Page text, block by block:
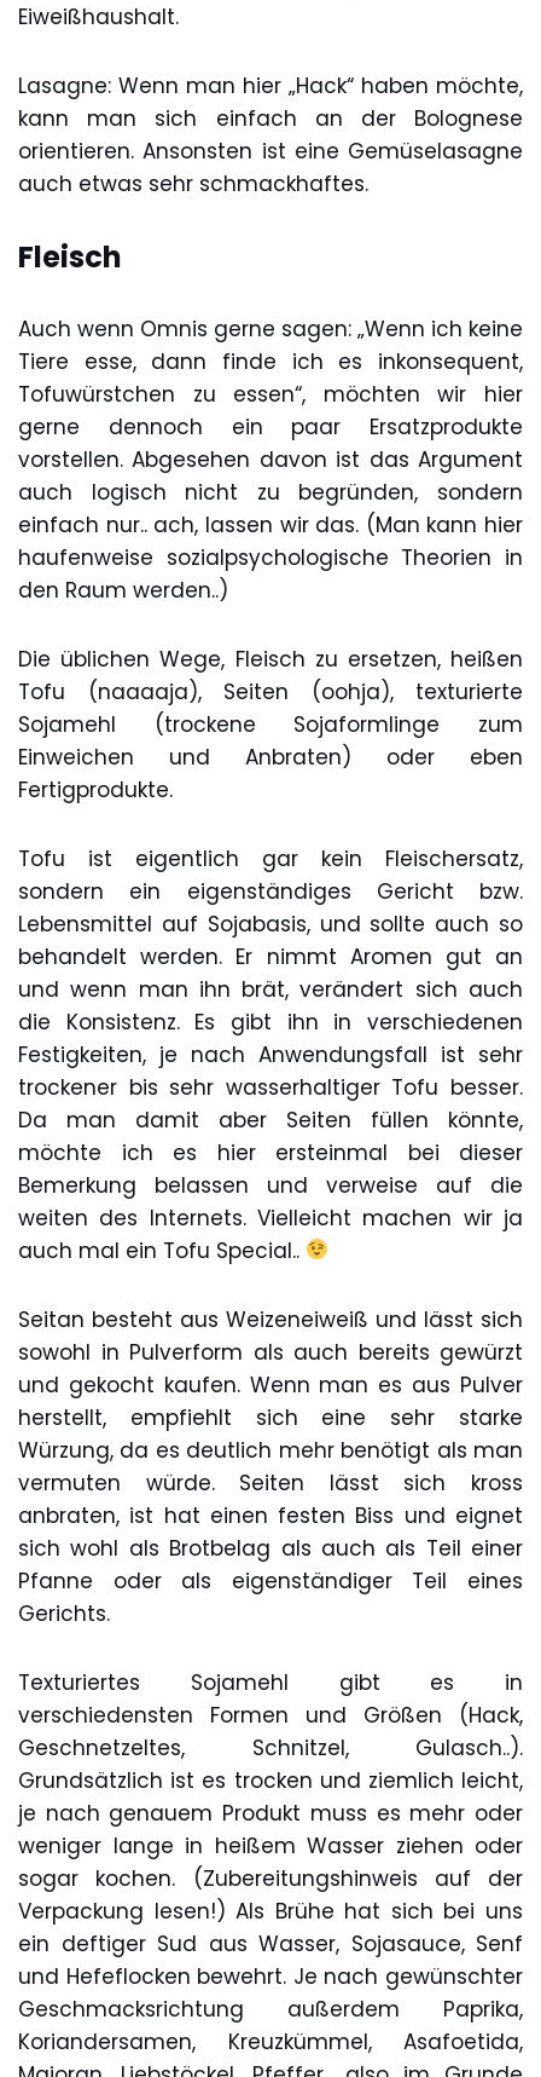
Eiweißhaushalt.
Lasagne: Wenn man hier „Hack“ haben möchte,
kann man sich einfach an der Bolognese
orientieren. Ansonsten ist eine Gemüselasagne
auch etwas sehr schmackhaftes.
Fleisch
Auch wenn Omnis gerne sagen: „Wenn ich keine
Tiere esse, dann finde ich es inkonsequent,
Tofuwürstchen zu essen“, möchten wir hier
gerne dennoch ein paar Ersatzprodukte
vorstellen. Abgesehen davon ist das Argument
auch logisch nicht zu begründen, sondern
einfach nur.. ach, lassen wir das. (Man kann hier
haufenweise sozialpsychologische Theorien in
den Raum werden..)
Die üblichen Wege, Fleisch zu ersetzen, heißen
Tofu (naaaaja), Seiten (oohja), texturierte
Sojamehl (trockene Sojaformlinge zum
Einweichen und Anbraten) oder eben
Fertigprodukte.
Tofu ist eigentlich gar kein Fleischersatz,
sondern ein eigenständiges Gericht bzw.
Lebensmittel auf Sojabasis, und sollte auch so
behandelt werden. Er nimmt Aromen gut an
und wenn man ihn brät, verändert sich auch
die Konsistenz. Es gibt ihn in verschiedenen
Festigkeiten, je nach Anwendungsfall ist sehr
trockener bis sehr wasserhaltiger Tofu besser.
Da man damit aber Seiten füllen könnte,
möchte ich es hier ersteinmal bei dieser
Bemerkung belassen und verweise auf die
weiten des Internets. Vielleicht machen wir ja
auch mal ein Tofu Special..
Seitan besteht aus Weizeneiweiß und lässt sich
sowohl in Pulverform als auch bereits gewürzt
und gekocht kaufen. Wenn man es aus Pulver
herstellt, empfiehlt sich eine sehr starke
Würzung, da es deutlich mehr benötigt als man
vermuten würde. Seiten lässt sich kross
anbraten, ist hat einen festen Biss und eignet
sich wohl als Brotbelag als auch als Teil einer
Pfanne oder als eigenständiger Teil eines
Gerichts.
Texturiertes Sojamehl gibt es in
verschiedensten Formen und Größen (Hack,
Geschnetzeltes, Schnitzel, Gulasch..).
Grundsätzlich ist es trocken und ziemlich leicht,
je nach genauem Produkt muss es mehr oder
weniger lange in heißem Wasser ziehen oder
sogar kochen. (Zubereitungshinweis auf der
Verpackung lesen!) Als Brühe hat sich bei uns
ein deftiger Sud aus Wasser, Sojasauce, Senf
und Hefeflocken bewehrt. Je nach gewünschter
Geschmacksrichtung außerdem Paprika,
Koriandersamen, Kreuzkümmel, Asafoetida,